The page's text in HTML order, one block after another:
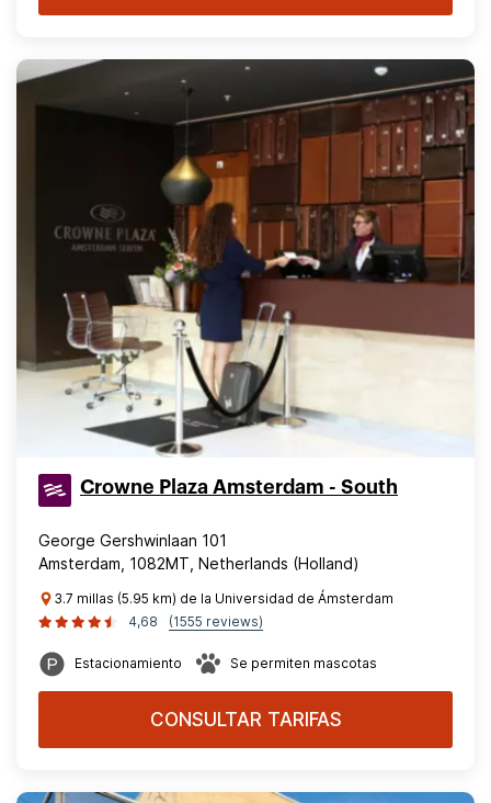
Crowne Plaza Amsterdam - South
George Gershwinlaan 101
Amsterdam, 1082MT, Netherlands (Holland)
3.7 millas (5.95 km) de la Universidad de Ámsterdam
4,68
(1555 reviews)
Estacionamiento Se permiten mascotas
CONSULTAR TARIFAS